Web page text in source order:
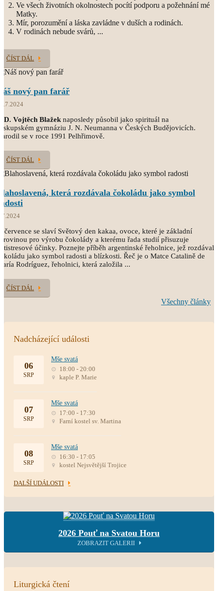
Ve všech životních okolnostech pocítí podporu a požehnání mé
Matky.
Mír, porozumění a láska zavládne v duších a rodinách.
V rodinách nebude svárů, ...
ČÍST DÁL
nový pan farář
Vojtěch Blažek naposledy působil jako spirituál na
gymnáziu J. N. Neumanna v Českých Budějovicích.
se v roce 1991 Pelhřimově.
ČÍST DÁL
která rozdávala čokoládu jako symbol
července se slaví Světový den kakaa, ovoce, které je základní
pro výrobu čokolády a kterému řada studií přisuzuje
účinky. Poznejte příběh argentinské řeholnice, jež rozdávala
jako symbol radosti a blízkosti. Řeč je o Matce Catalině de
Rodríguez, řeholnici, která založila ...
ČÍST DÁL
Všechny články
Nadcházející události
06
SRP
Mše svatá
18:00 - 20:00
kaple P. Marie
07
SRP
Mše svatá
17:00 - 17:30
Farní kostel sv. Martina
08
SRP
Mše svatá
16:30 - 17:05
kostel Nejsvětější Trojice
DALŠÍ UDÁLOSTI
2026 Pouť na Svatou Horu
ZOBRAZIT GALERII
Liturgická čtení